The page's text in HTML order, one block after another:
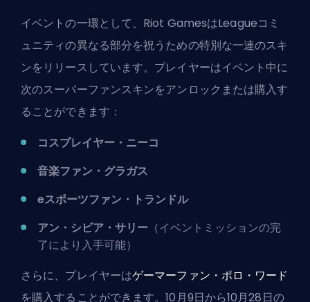
イベントの一環として、Riot GamesはLeagueコミ
ュニティの異なる部分を祝うための特別な一連のスキ
ンをリリースしています。プレイヤーはイベント中に
次のスーパーファンスキンをアンロックまたは購入す
ることができます：
コスプレイヤー・ニーコ
音楽ファン・グラガス
eスポーツファン・トランドル
アン・シビア・サリー （イベントミッションの完
了により入手可能）
さらに、プレイヤーはゲーマーファン・ポロ・ワード
を購入することができます。10月9日から10月28日の